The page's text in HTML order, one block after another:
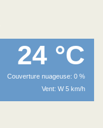
24 °C
Couverture nuageuse: 0 %
Vent: W 5 km/h